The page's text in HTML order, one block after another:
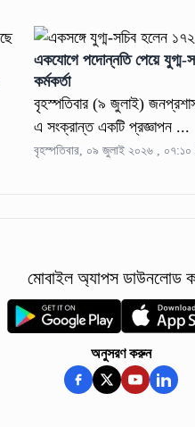
একযোগে পদোন্নতি পেয়ে যুগ্ম-
কর্মকর্তা
বৃহস্পতিবার (৯ জুলাই)
এ সংক্রান্ত একটি প্রজ্ঞাপন ...
বৃহস্পতিবার, ০৯ জুলাই ২০২৬ , ০৭:১০
মোবাইল অ্যাপস ডাউনলোড
অনুসরণ করুন